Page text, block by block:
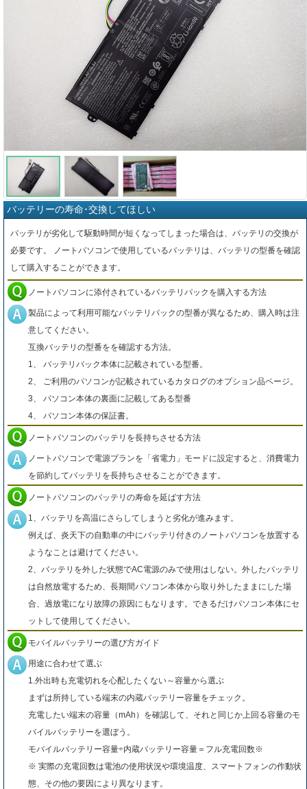
バッテリーの寿命･交換してほしい
バッテリが劣化して駆動時間が短くなってしまった場合は、バッテリの交換が
必要です。 ノートパソコンで使用しているバッテリは、バッテリの型番を確認
して購入することができます。
ノートパソコンに添付されているバッテリパックを購入する方法
製品によって利用可能なバッテリパックの型番が異なるため、購入時は注
意してください。
互換バッテリの型番をを確認する方法。
1、 バッテリパック本体に記載されている型番。
2、 ご利用のパソコンが記載されているカタログのオプション品ページ。
3、 パソコン本体の裏面に記載してある型番
4、 パソコン本体の保証書。
ノートパソコンのバッテリを長持ちさせる方法
ノートパソコンで電源プランを「省電力」モードに設定すると、消費電力
を節約してバッテリを長持ちさせることができます。
ノートパソコンのバッテリの寿命を延ばす方法
1、バッテリを高温にさらしてしまうと劣化が進みます。
例えば、炎天下の自動車の中にバッテリ付きのノートパソコンを放置する
ようなことは避けてください。
2、バッテリを外した状態でAC電源のみで使用はしない。外したバッテリ
は自然放電するため、長期間パソコン本体から取り外したままにした場
合、過放電になり故障の原因にもなります。できるだけパソコン本体にセ
ットして使用してください。
モバイルバッテリーの選び方ガイド
用途に合わせて選ぶ
1.外出時も充電切れを心配したくない～容量から選ぶ
まずは所持している端末の内蔵バッテリー容量をチェック。
充電したい端末の容量（mAh）を確認して、それと同じか上回る容量のモ
バイルバッテリーを選ぼう。
モバイルバッテリー容量÷内蔵バッテリー容量＝フル充電回数※
※ 実際の充電回数は電池の使用状況や環境温度、スマートフォンの作動状
態、その他の要因により異なります。